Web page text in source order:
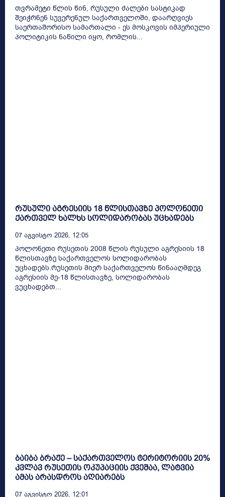
თვრამეტი წლის წინ, რუსული ძალები სასტიკად
შეიჭრნენ სუვერენულ საქართველოში, დაარღვიეს
საერთაშორისო სამართალი - ეს მოსკოვის იმპერიული
პოლიტიკის ნაწილი იყო, რომლის...
რუსული აგრესიის 18 წლისთავზე პოლონეთი
ქართველ ხალხს სოლიდარობას უცხადებს
07 Აგვისტო 2026, 12:05
პოლონეთი რუსეთის 2008 წლის რუსული აგრესიის 18
წლისთავზე საქართველოს სოლიდარობას
უცხადებს.რუსეთის მიერ საქართველოს წინააღმდეგ
აგრესიის მე-18 წლისთავზე, სოლიდარობას
ვუცხადებთ...
ბაიბა ბრაჟე – საქართველოს ტერიტორიის 20%
კვლავ რუსეთის ოკუპაციის ქვეშაა, ლატვია
ამას არასდროს აღიარებს
07 Აგვისტო 2026, 12:01